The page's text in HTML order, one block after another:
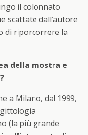
il colonnato
scattate dall’autore
di riporcorrere la
della mostra e
a Milano, dal 1999,
(la più grande